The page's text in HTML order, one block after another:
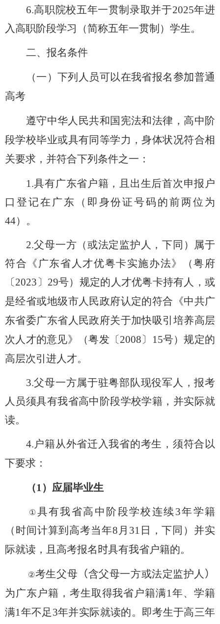
6.高职院校五年一贯制录取并于2025年进
入高职阶段学习（简称五年一贯制）学生。
二、 报名条件
（一）下列人员可以在我省报名 参加普通
高考
遵守中华人民共和国宪法和法律，高中阶
段学校毕业或具有同等学力，身体状况符合相
关要求 ，并符合下列条件之一：
1.具有广东省户籍，且出生后首次申报户
口登记在广东（即身份证号码的前两位为
44）。
2.父母一方（或法定监护人，下同）属于
符合《广东省人才优粤卡实施办法》（粤府
〔2023 〕 29号）规定的人才优粤卡持有人，或
是经省或地级市人民政府认定的符合《中共广
东省委广东省人民政府关于加快吸引培养高层
次人才的意见》（粤发〔2008〕 15号）规定的
高层次引进人才。
3.父母一方属于驻粤部队现役军人，报考
人员须具有我省高中阶段学校学籍，并实际就
读。
4. 户籍从外省迁入我省的考生， 须符合以
下要求：
（1 ）应届毕业生
①具有我省高中阶段学校连续3年学籍
（时间计算到高考当年8 月 31 日，下同）并实
际就读，且高考报名 时具有我省户籍的。
②考生父母 （含父母一方或法定监护人 ）
为广东户籍，考生取得我省户籍满1 年、学籍
满1 年不足 3年并实际就读的。即考生于高三年